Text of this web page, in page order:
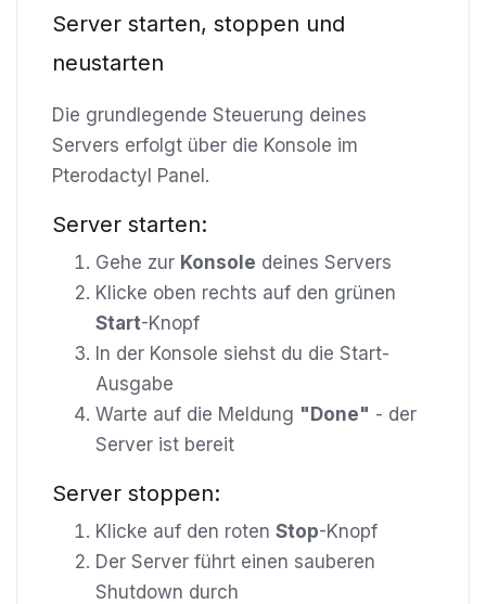
Server starten, stoppen und
neustarten
Die grundlegende Steuerung deines
Servers erfolgt über die Konsole im
Pterodactyl Panel.
Server starten:
Gehe zur Konsole deines Servers
Klicke oben rechts auf den grünen
Start-Knopf
In der Konsole siehst du die Start-
Ausgabe
Warte auf die Meldung "Done" - der
Server ist bereit
Server stoppen:
Klicke auf den roten Stop-Knopf
Der Server führt einen sauberen
Shutdown durch